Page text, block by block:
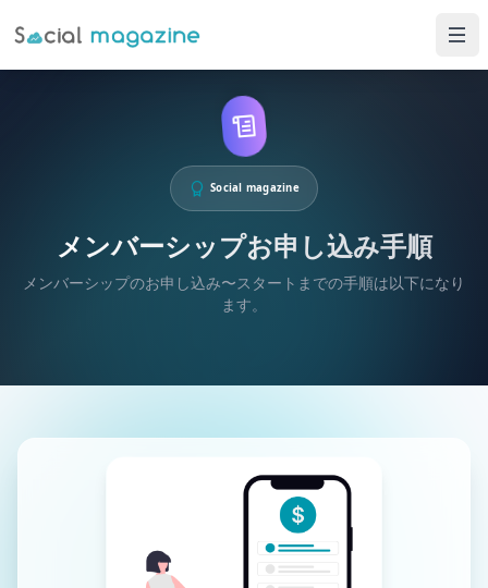
Social magazine
メンバーシップお申し込み手順
メンバーシップのお申し込み〜スタートまでの手順は以下になり
ます。